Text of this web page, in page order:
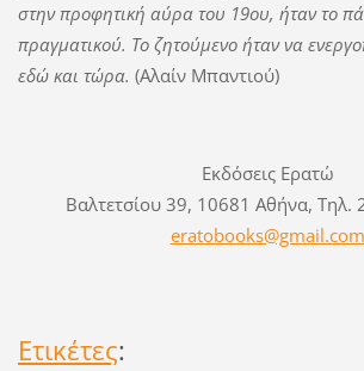
στην προφητική αύρα του 19ου, ήταν το
πραγματικού. Το ζητούμενο ήταν να
εδώ και τώρα. (Αλαίν Μπαντιού)
Εκδόσεις Ερατώ
Βαλτετσίου 39, 10681 Αθήνα, Τηλ.
eratobooks@gmail.com
Ετικέτες: